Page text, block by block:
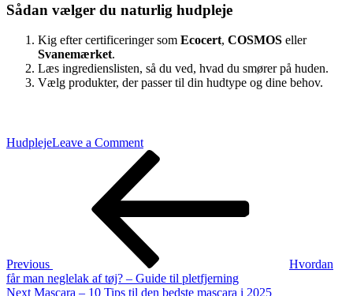
Sådan vælger du naturlig hudpleje
Kig efter certificeringer som Ecocert, COSMOS eller
Svanemærket.
Læs ingredienslisten, så du ved, hvad du smører på huden.
Vælg produkter, der passer til din hudtype og dine behov.
HudplejeLeave a Commenton
Hvad
er
hudpleje?
Indlægsnavigation
Previous
Hvordan
får man neglelak af tøj? – Guide til pletfjerning
Next
Next Mascara – 10 Tips til den bedste mascara i 2025